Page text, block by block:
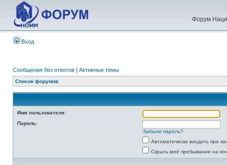
Форум
Вход
Сообщения без ответов | Активные темы
Список форумов
Имя пользователя:
Пароль:
Забыли пароль?
Автоматически входить при
Скрыть моё пребывание на